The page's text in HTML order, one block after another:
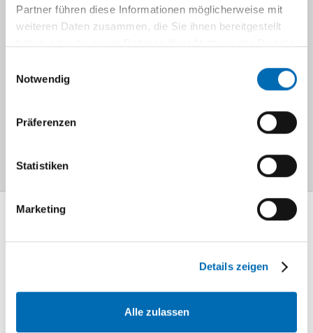
Partner führen diese Informationen möglicherweise mit
weiteren Daten zusammen, die Sie ihnen bereitgestellt
Notwendig
Präferenzen
Statistiken
Marketing
Details zeigen
Alle zulassen
Kurse & Kongresse
Zentrum ZMK
Information und
Lageplan
So finden Sie